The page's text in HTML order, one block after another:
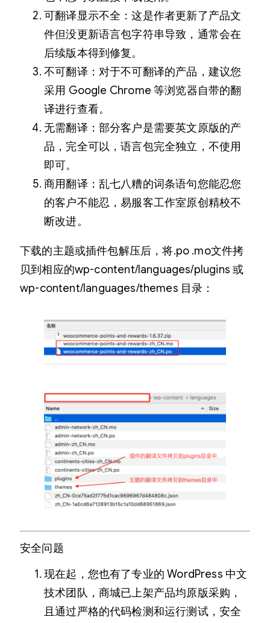
可翻译显示不全：这是作者更新了产品文
件但没更新语言包字符串导致，通常会在
后续版本得到修复。
不可翻译：对于不可翻译的产品，建议您
采用 Google Chrome 等浏览器自带的翻
译进行查看。
无需翻译：部分客户是需要英文原版的产
品，完全可以，语言包完全独立，不使用
即可。
商用翻译：乱七八糟的词条语句您能忍您
的客户不能忍，易服客工作室原创精校不
断改进。
下载的主题或插件包解压后，将.po .mo文件拷
贝到相应的wp-content/languages/plugins 或
wp-content/languages/themes 目录：
安全问题
现在起，您也有了专业的 WordPress 中文
技术团队，商城已上架产品均原版采购，
且通过严格的代码检测和运行测试，安全